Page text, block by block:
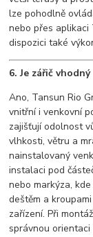
lze pohodlně
nebo přes aplikaci
dispozici také
6. Je zářič
Ano, Tansun Rio
vnitřní i venkovní
zajišťují odolnost
vlhkosti, větru a
nainstalovaný
instalaci pod
nebo markýza,
deštěm a
zařízení. Při
správnou